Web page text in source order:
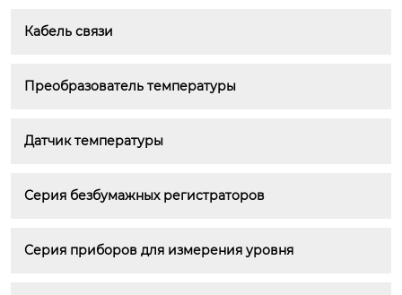
Кабель связи
Преобразователь температуры
Датчик температуры
Серия безбумажных регистраторов
Серия приборов для измерения уровня